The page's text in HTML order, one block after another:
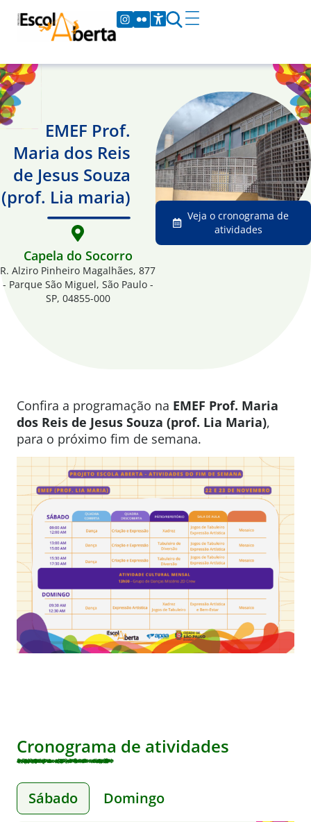
EMEF Prof.
Maria dos Reis
de Jesus Souza
(prof. Lia maria)
Capela do Socorro
R. Alziro Pinheiro Magalhães, 877
- Parque São Miguel, São Paulo -
SP, 04855-000
Veja o cronograma de
atividades
Confira a programação na EMEF Prof. Maria
dos Reis de Jesus Souza (prof. Lia Maria),
para o próximo fim de semana.
Cronograma de atividades
Sábado Domingo